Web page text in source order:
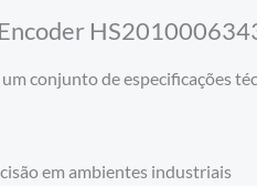
conjunto de especificações
em ambientes industriais